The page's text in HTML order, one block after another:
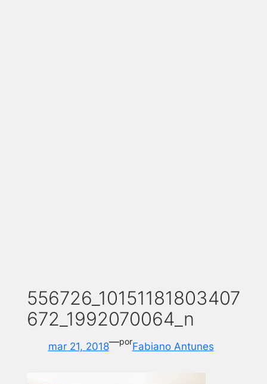
556726_10151181803407
672_1992070064_n
mar 21, 2018—porFabiano Antunes